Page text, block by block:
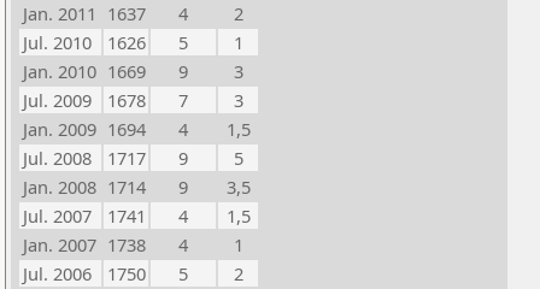
Jan. 2011 1637 4
2
Jul. 2010
1626 5
1
Jan. 2010 1669 9
3
Jul. 2009
1678 7
3
Jan. 2009 1694 4
1,5
Jul. 2008
1717 9
5
Jan. 2008 1714 9
3,5
Jul. 2007
1741 4
1,5
Jan. 2007 1738 4
1
Jul. 2006
1750 5
2